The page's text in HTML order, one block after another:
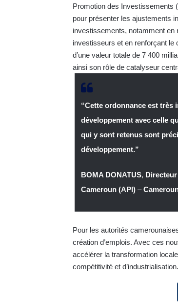
Promotion des Investissements
pour présenter les ajustements
investissements, notamment en
investisseurs et en renforçant le
d’une valeur totale de 7 400
ainsi son rôle de catalyseur
“Cette ordonnance est très
développement avec celle
qui y sont retenus sont
développement.”
BOMA DONATUS,
Cameroun (API) –
Pour les autorités
création d’emplois. Avec ces
accélérer la transformation
compétitivité et d’industrialisation.